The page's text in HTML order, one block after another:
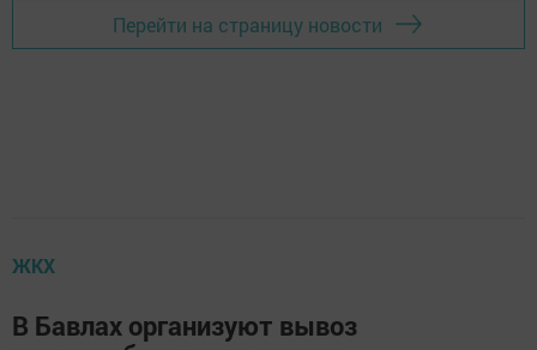
Перейти на страницу новости
ЖКХ
В Бавлах организуют вывоз